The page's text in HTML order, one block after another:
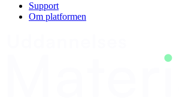
Support
Om platformen